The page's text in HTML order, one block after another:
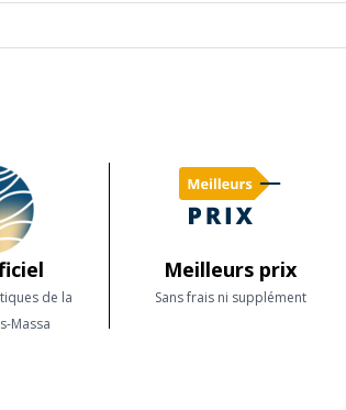
de la
Massa
Meilleurs prix
Sans frais ni supplément